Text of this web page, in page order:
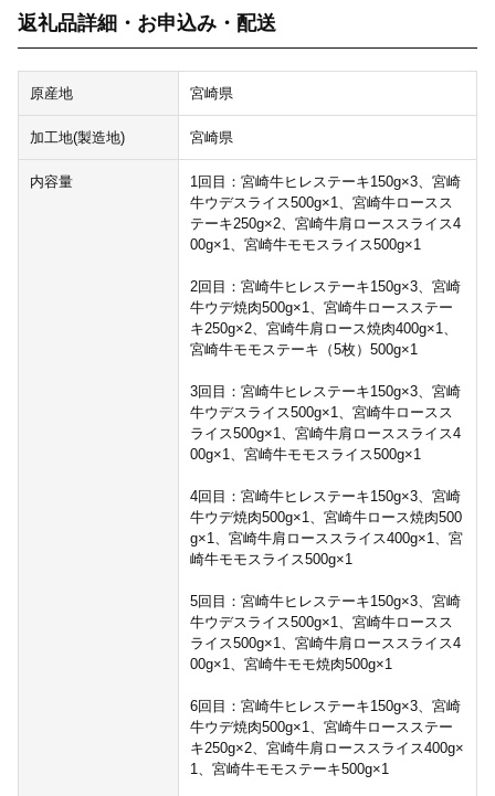
返礼品詳細・お申込み・配送
原産地 宮崎県
加工地(製造地) 宮崎県
内容量
1回目：宮崎牛ヒレステーキ150g×3、宮崎
牛ウデスライス500g×1、宮崎牛ロースス
テーキ250g×2、宮崎牛肩ローススライス4
00g×1、宮崎牛モモスライス500g×1
2回目：宮崎牛ヒレステーキ150g×3、宮崎
牛ウデ焼肉500g×1、宮崎牛ロースステー
キ250g×2、宮崎牛肩ロース焼肉400g×1、
宮崎牛モモステーキ（5枚）500g×1
3回目：宮崎牛ヒレステーキ150g×3、宮崎
牛ウデスライス500g×1、宮崎牛ロースス
ライス500g×1、宮崎牛肩ローススライス4
00g×1、宮崎牛モモスライス500g×1
4回目：宮崎牛ヒレステーキ150g×3、宮崎
牛ウデ焼肉500g×1、宮崎牛ロース焼肉500
g×1、宮崎牛肩ローススライス400g×1、宮
崎牛モモスライス500g×1
5回目：宮崎牛ヒレステーキ150g×3、宮崎
牛ウデスライス500g×1、宮崎牛ロースス
ライス500g×1、宮崎牛肩ローススライス4
00g×1、宮崎牛モモ焼肉500g×1
6回目：宮崎牛ヒレステーキ150g×3、宮崎
牛ウデ焼肉500g×1、宮崎牛ロースステー
キ250g×2、宮崎牛肩ローススライス400g×
1、宮崎牛モモステーキ500g×1